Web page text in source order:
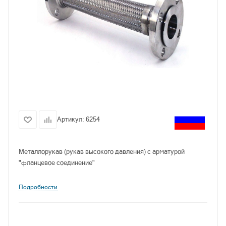
Артикул: 6254
Металлорукав (рукав высокого давления) с арматурой
"фланцевое соединение"
Подробности